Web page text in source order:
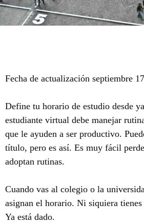
Fecha de actualización septiembre
Define tu horario de estudio desde
estudiante virtual debe manejar
que le ayuden a ser productivo.
título, pero es así. Es muy fácil
adoptan rutinas.
Cuando vas al colegio o la
asignan el horario. Ni siquiera tienes
Ya está dado.